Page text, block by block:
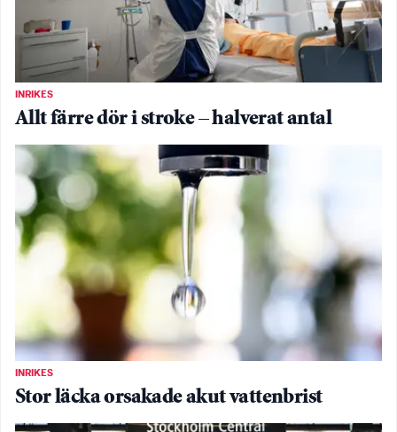
INRIKES
Allt färre dör i stroke – halverat antal
INRIKES
Stor läcka orsakade akut vattenbrist